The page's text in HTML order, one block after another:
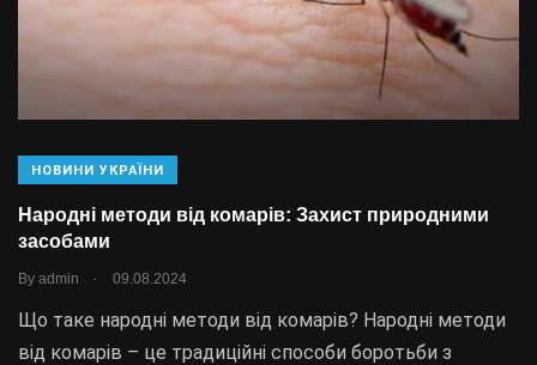
НОВИНИ УКРАЇНИ
Народні методи від комарів: Захист природними
засобами
By admin . 09.08.2024
Що таке народні методи від комарів? Народні методи
від комарів – це традиційні способи боротьби з